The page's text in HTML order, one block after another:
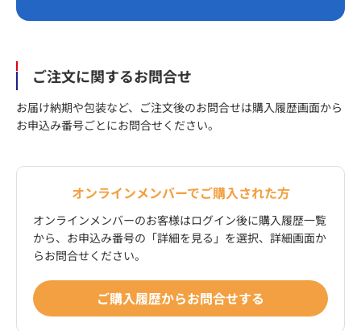
ご注文に関するお問合せ
お届け納期や包装など、ご注文後のお問合せは購入履歴画面から
お申込み番号ごとにお問合せください。
オンラインメンバーでご購入された方
オンラインメンバーのお客様はログイン後に購入履歴一覧
から、お申込み番号の「詳細を見る」を選択、詳細画面か
らお問合せください。
ご購入履歴からお問合せする